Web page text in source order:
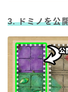
3. ドミノを公